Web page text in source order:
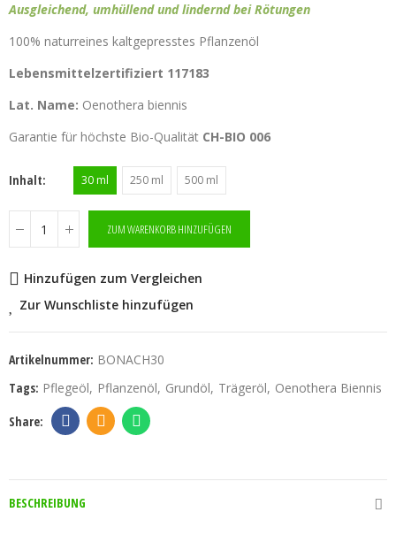
Ausgleichend, umhüllend und lindernd bei Rötungen
100% naturreines kaltgepresstes Pflanzenöl
Lebensmittelzertifiziert 117183
Lat. Name: Oenothera biennis
Garantie für höchste Bio-Qualität CH-BIO 006
Inhalt 30 ml 250 ml 500 ml
ZUM WARENKORB HINZUFÜGEN
Hinzufügen zum Vergleichen
Zur Wunschliste hinzufügen
Artikelnummer: BONACH30
Tags: Pflegeöl Pflanzenöl Grundöl Trägeröl Oenothera Biennis
BESCHREIBUNG